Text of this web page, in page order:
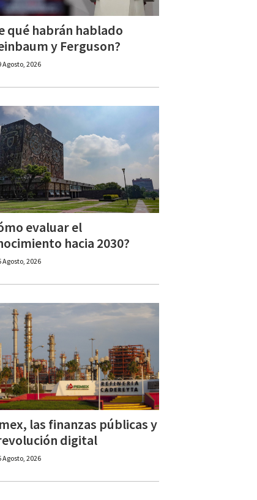
qué habrán hablado
y Ferguson?
Agosto, 2026
evaluar el
hacia 2030?
Agosto, 2026
las finanzas públicas y
digital
Agosto, 2026